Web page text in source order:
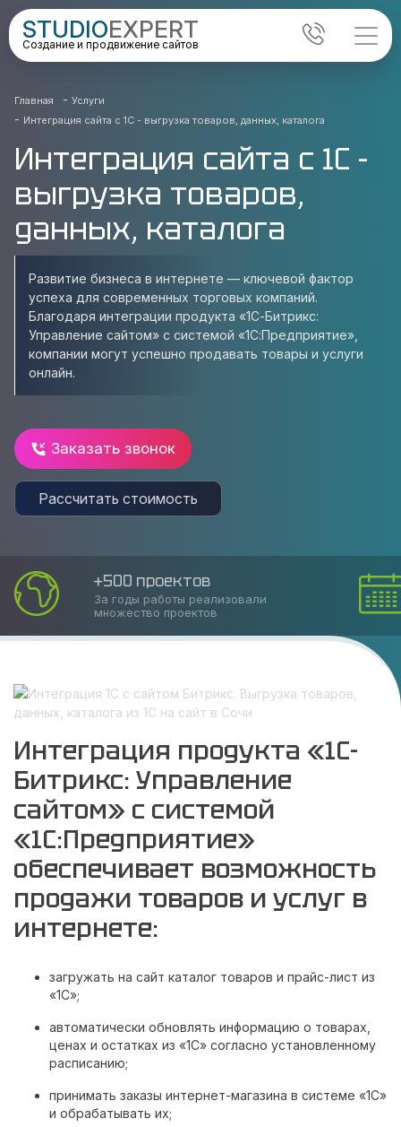
STUDIOEXPERT
Создание и продвижение сайтов
Главная - Услуги
- Интеграция сайта с 1С - выгрузка товаров, данных, каталога
Интеграция сайта с 1С -
выгрузка товаров,
данных, каталога
Развитие бизнеса в интернете — ключевой фактор
успеха для современных торговых компаний.
Благодаря интеграции продукта «1С-Битрикс:
Управление сайтом» с системой «1С:Предприятие»,
компании могут успешно продавать товары и услуги
онлайн.
Заказать звонок
Рассчитать стоимость
Соблюдаем сроки
Накопленный опыт позволяет оказать
услугу в срок
Интеграция продукта «1С-
Битрикс: Управление
сайтом» с системой
«1С:Предприятие»
обеспечивает возможность
продажи товаров и услуг в
интернете:
загружать на сайт каталог товаров и прайс-лист из
«1С»;
автоматически обновлять информацию о товарах,
ценах и остатках из «1С» согласно установленному
расписанию;
принимать заказы интернет-магазина в системе «1С»
и обрабатывать их;